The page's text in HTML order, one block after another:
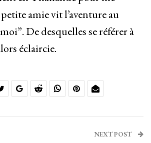
amie vit l’aventure au
De desquelles se référer à
éclaircie.
NEXT POST